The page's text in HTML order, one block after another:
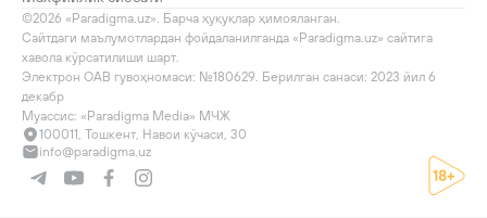
©2026 «Paradigma.uz». Барча ҳуқуқлар ҳимояланган.
Сайтдаги маълумотлардан фойдаланилганда «Paradigma.uz» сайтига
хавола кўрсатилиши шарт.
Электрон ОАВ гувоҳномаси: №180629. Берилган санаси: 2023 йил 6
декабр
Муассис: «Paradigma Media» МЧЖ
100011, Тошкент, Навои кўчаси, 30
info@paradigma.uz